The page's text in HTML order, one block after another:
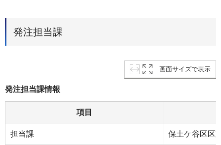
発注担当課
画面サイズで表示
発注担当課情報
項目
担当課 保土ケ谷区区